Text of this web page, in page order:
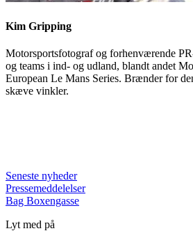
Kim Gripping
Motorsportsfotograf og forhenværende
og teams i ind- og udland, blandt andet
European Le Mans Series. Brænder for
skæve vinkler.
Seneste nyheder
Pressemeddelelser
Bag Boxengasse
Lyt med på